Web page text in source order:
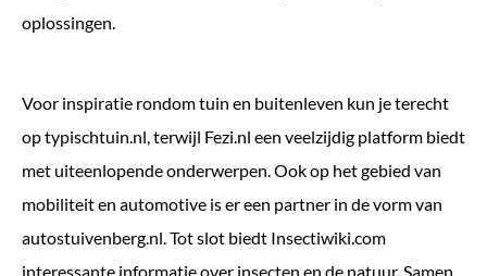
oplossingen.
Voor inspiratie rondom tuin en buitenleven kun je terecht
optypischtuin.nl, terwijl Fezi.nl een veelzijdig platform biedt
met uiteenlopende onderwerpen. Ook op het gebied van
mobiliteit en automotive is er een partner in de vorm van
autostuivenberg.nl. Tot slot biedt Insectiwiki.com
interessante informatie over insecten en de natuur. Samen